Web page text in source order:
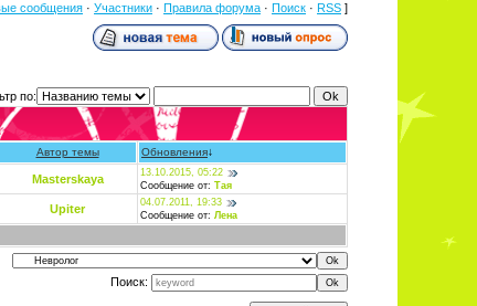
сообщения · Участники · Правила форума · Поиск · RSS ]
по:
Автор темы Обновления↓
Masterskaya
13.10.2015, 05:22
Сообщение от: Тая
Upiter
04.07.2011, 19:33
Сообщение от: Лена
Поиск: